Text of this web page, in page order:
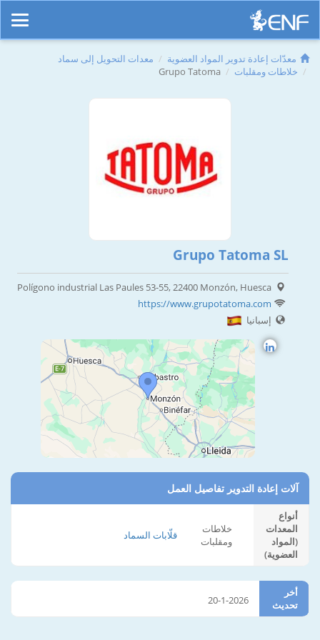
معدّات إعادة تدوير المواد العضوية
معدات التحويل إلى سماد
خلاطات ومقلبات
Grupo Tatoma
Grupo Tatoma SL
Polígono industrial Las Paules 53-55, 22400 Monzón, Huesca
https://www.grupotatoma.com
إسبانيا
آلات إعادة التدوير تفاصيل العمل
أنواع
المعدات
(المواد
العضوية)
خلاطات
ومقلبات
قلّابات السماد
أخر
تحديث
20-1-2026